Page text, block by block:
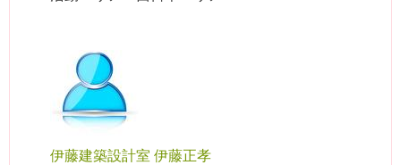
伊藤建築設計室 伊藤正孝